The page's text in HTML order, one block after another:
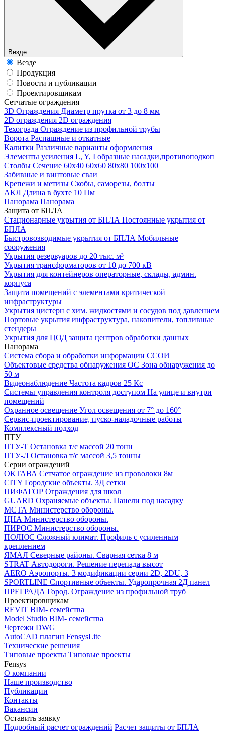
Везде
Везде
Продукция
Новости и публикации
Проектировщикам
Cетчатые ограждения
3D Ограждения Диаметр прутка от 3 до 8 мм
2D ограждения 2D ограждения
Техограда Ограждение из профильной трубы
Ворота Распашные и откатные
Калитки Различные варианты оформления
Элементы усиления L, Y, I образные насадки,противоподкоп
Столбы Сечение 60х40 60х60 80х80 100х100
Забивные и винтовые сваи
Крепежи и метизы Скобы, саморезы, болты
АКЛ Длина в бухте 10 Пм
Панорама Панорама
Защита от БПЛА
Стационарные укрытия от БПЛА Постоянные укрытия от
БПЛА
Быстровозводимые укрытия от БПЛА Мобильные
сооружения
Укрытия резервуаров до 20 тыс. м³
Укрытия трансформаторов от 10 до 700 кВ
Укрытия для контейнеров операторные, склады, админ.
корпуса
Защита помещений с элементами критической
инфраструктуры
Укрытия цистерн с хим. жидкостями и сосудов под давлением
Портовые укрытия инфраструктура, накопители, топливные
стендеры
Укрытия для ЦОД защита центров обработки данных
Панорама
Система сбора и обработки информации ССОИ
Объектовые средства обнаружения ОС Зона обнаружения до
50 м
Видеонаблюдение Частота кадров 25 Кс
Системы управления контроля доступом На улице и внутри
помещений
Охранное освещение Угол освещения от 7° до 160°
Сервис-проектирование, пуско-наладочные работы
Комплексный подход
ПТУ
ПТУ-Т Остановка т/c массой 20 тонн
ПТУ-Л Остановка т/c массой 3,5 тонны
Серии ограждений
ОКТАВА Сетчатое ограждение из проволоки 8м
CITY Городские объекты. 3Д сетки
ПИФАГОР Ограждения для школ
GUARD Охраняемые объекты. Панели под насадку
МСТА Министерство обороны.
ЦНА Министерство обороны.
ПИРОС Министерство обороны.
ПОЛЮС Сложный климат. Профиль с усиленным
креплением
ЯМАЛ Северные районы. Сварная сетка 8 м
STRAT Автодороги. Решение перепада высот
AERO Аэропорты. 3 модификации серии 2D, 2DU, 3
SPORTLINE Спортивные объекты. Ударопрочная 2Д панел
ПРЕГРАДА Город. Ограждение из профильной труб
Проектировщикам
REVIT BIM- семейства
Model Studio BIM- семейства
Чертежи DWG
AutoCAD плагин FensysLite
Технические решения
Типовые проекты Типовые проекты
Fensys
О компании
Наше производство
Публикации
Контакты
Вакансии
Оставить заявку
Подробный расчет ограждений Расчет защиты от БПЛА